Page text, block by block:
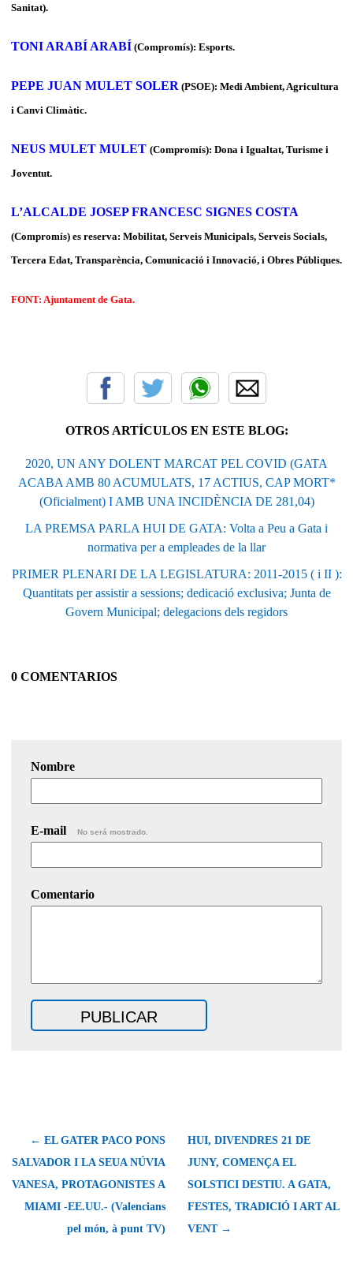
Sanitat).
TONI ARABÍ ARABÍ (Compromís): Esports.
PEPE JUAN MULET SOLER (PSOE): Medi Ambient, Agricultura
i Canvi Climàtic.
NEUS MULET MULET (Compromís): Dona i Igualtat, Turisme i
Joventut.
L’ALCALDE JOSEP FRANCESC SIGNES COSTA
(Compromís) es reserva: Mobilitat, Serveis Municipals, Serveis Socials,
Tercera Edat, Transparència, Comunicació i Innovació, i Obres Públiques.
FONT: Ajuntament de Gata.
OTROS ARTÍCULOS EN ESTE BLOG:
2020, UN ANY DOLENT MARCAT PEL COVID (GATA
ACABA AMB 80 ACUMULATS, 17 ACTIUS, CAP MORT*
(Oficialment) I AMB UNA INCIDÈNCIA DE 281,04)
LA PREMSA PARLA HUI DE GATA: Volta a Peu a Gata i
normativa per a empleades de la llar
PRIMER PLENARI DE LA LEGISLATURA: 2011-2015 ( i II ):
Quantitats per assistir a sessions; dedicació exclusiva; Junta de
Govern Municipal; delegacions dels regidors
0 COMENTARIOS
Nombre
E-mail No será mostrado.
Comentario
← EL GATER PACO PONS
SALVADOR I LA SEUA NÚVIA
VANESA, PROTAGONISTES A
MIAMI -EE.UU.- (Valencians
pel món, à punt TV)
HUI, DIVENDRES 21 DE
JUNY, COMENÇA EL
SOLSTICI DESTIU. A GATA,
FESTES, TRADICIÓ I ART AL
VENT →